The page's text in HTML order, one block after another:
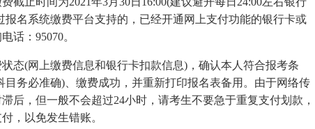
名系统缴费平台支持的，已经开通网上支付功能的银行卡或
话：95070。
(网上缴费信息和银行卡扣款信息)，确认本人符合报考条
务必准确)、缴费成功，并重新打印报名表备用。由于网络传
后，但一般不会超过24小时，请考生不要急于重复支付划款，
，以免发生错账。